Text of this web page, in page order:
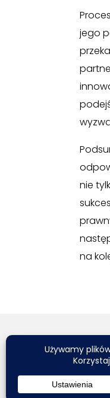
jego
nie
na